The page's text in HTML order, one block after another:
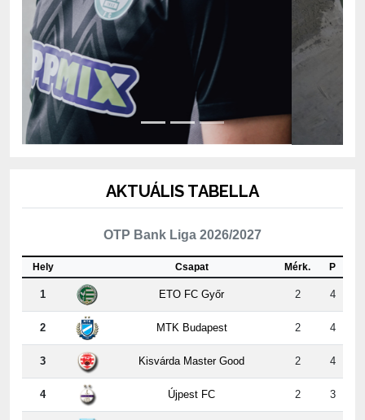
OTP Bank Liga 2026/2027
Csapat
1 ETO FC Győr 2 4
2 MTK Budapest 2 4
3 Kisvárda Master Good 2 4
4 Újpest FC 2 3
5 ZTE FC 2 3